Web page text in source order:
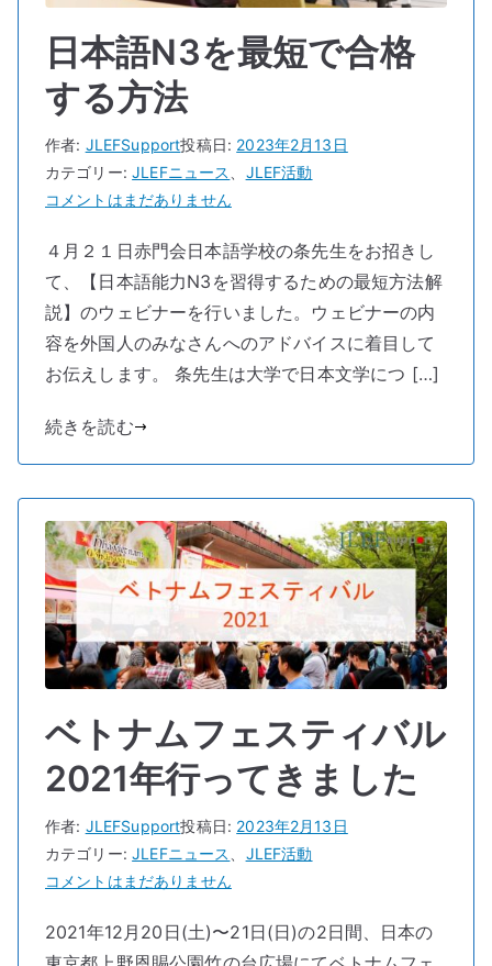
へ
の日本語N3を最短で合格
する方法
作者: JLEFSupport投稿日: 2023年2月13日
カテゴリー:JLEFニュース
JLEF活動
日
語
N3
を
最
短
合
る
方
法
へ
の
コメントはまだありません
４月２１日赤門会日本語学校の条先生をお招きし
て、【日本語能力N3を習得するための最短方法解
説】のウェビナーを行いました。ウェビナーの内
容を外国人のみなさんへのアドバイスに着目して
お伝えします。 条先生は大学で日本文学につ […]
続きを読む
ベトナムフェスティバル
2021年行ってきました
作者: JLEFSupport投稿日: 2023年2月13日
カテゴリー:JLEFニュース
JLEF活動
ベ
ナ
ム
コメントはまだありません
2021年12月20日(土)〜21日(日)の2日間、日本の